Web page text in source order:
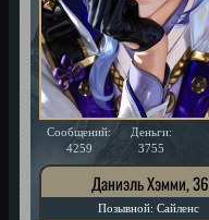
Сообщений:
4259
Деньги:
3755
Даниэль Хэмми, 36
Позывной: Сайленс